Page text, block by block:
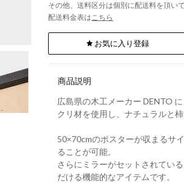
その他、送料区分は個別に配送料を頂いて
配送料金表はこちら
お気に入り登録
商品説明
広島県の木工メーカー DENTO
クリ材を使用し、ナチュラルと
50×70cmのポスターが収まるサ
ることが可能。
さらにミラーがセットされてい
だける機能的なアイテムです。